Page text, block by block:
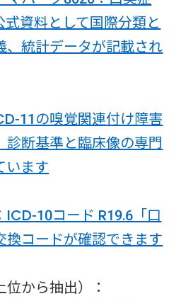
資料として国際分類と
、統計データが記載され
11の嗅覚関連付け障害
診断基準と臨床像の専門
います
10コード R19.6「口
換コードが確認できます
から抽出）：